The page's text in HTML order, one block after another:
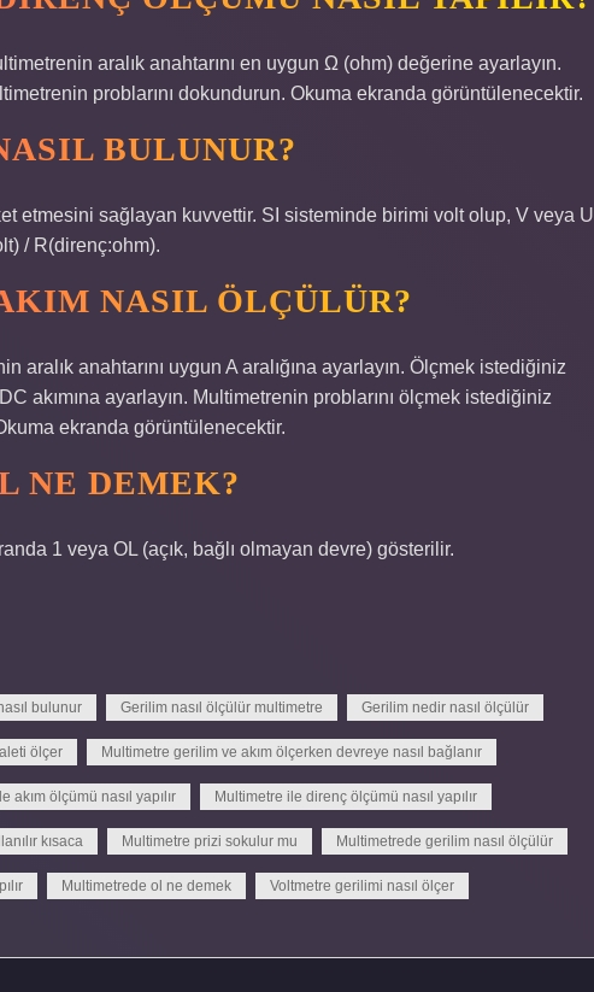
aralık anahtarını en uygun Ω (ohm) değerine ayarlayın.
problarını dokundurun. Okuma ekranda görüntülenecektir.
BULUNUR?
etmesini sağlayan kuvvettir. SI sisteminde birimi volt olup, V veya U
/ R(direnç:ohm).
NASIL ÖLÇÜLÜR?
aralık anahtarını uygun A aralığına ayarlayın. Ölçmek istediğiniz
akımına ayarlayın. Multimetrenin problarını ölçmek istediğiniz
ekranda görüntülenecektir.
NE DEMEK?
1 veya OL (açık, bağlı olmayan devre) gösterilir.
bulunur Gerilim nasıl ölçülür multimetre Gerilim nedir nasıl ölçülür
ölçer Multimetre gerilim ve akım ölçerken devreye nasıl bağlanır
akım ölçümü nasıl yapılır Multimetre ile direnç ölçümü nasıl yapılır
kısaca Multimetre prizi sokulur mu Multimetrede gerilim nasıl ölçülür
Multimetrede ol ne demek Voltmetre gerilimi nasıl ölçer